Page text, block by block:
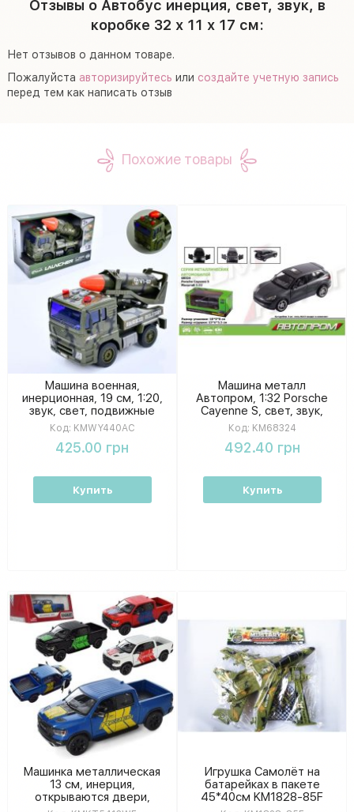
Отзывы о Автобус инерция, свет, звук, в
коробке 32 х 11 х 17 см:
Нет отзывов о данном товаре.
Пожалуйста авторизируйтесь или создайте учетную запись
перед тем как написать отзыв
Похожие товары
Машина военная,
инерционная, 19 см, 1:20,
звук, свет, подвижные
детали, резиновые колеса
KMWY440AC
Код: KMWY440AC
425.00 грн
Купить
Машина металл
Автопром, 1:32 Porsche
Cayenne S, свет, звук,
открываются двери,
коробка 18*9*8 см
KM68324
Код: KM68324
492.40 грн
Купить
Машинка металлическая
13 см, инерция,
открываются двери,
резиновые колеса
Игрушка Самолёт на
батарейках в пакете
45*40см KM1828-85F